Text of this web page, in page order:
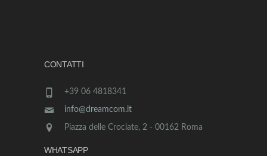
CONTATTI
+39 06 4818341
info@dreamcom.it
Piazza delle Crociate, 2 - 00162 Roma
WHATSAPP